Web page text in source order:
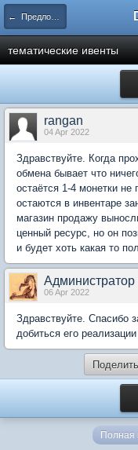
← Предложения для Администрации
тематические ивенты
rangan
04 Apr 2022
Здравствуйте. Когда
обмена бывает что
остаётся 1-4 монетки
остаются в инвентаре
магазин продажу
ценный ресурс, но он
и будет хоть какая то
06 Apr 2022
Здравствуйте. Спасибо
добиться его реализации
Полная